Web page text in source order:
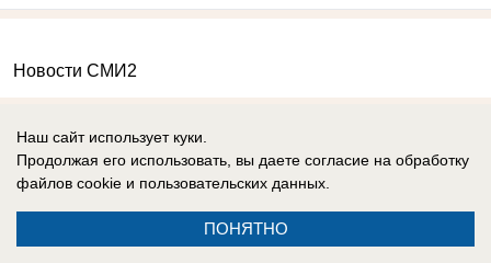
Новости СМИ2
Реклама на сайте
Информация
Наш сайт использует куки.
Продолжая его использовать, вы даете согласие на обработку
файлов cookie и пользовательских данных.
ПОНЯТНО